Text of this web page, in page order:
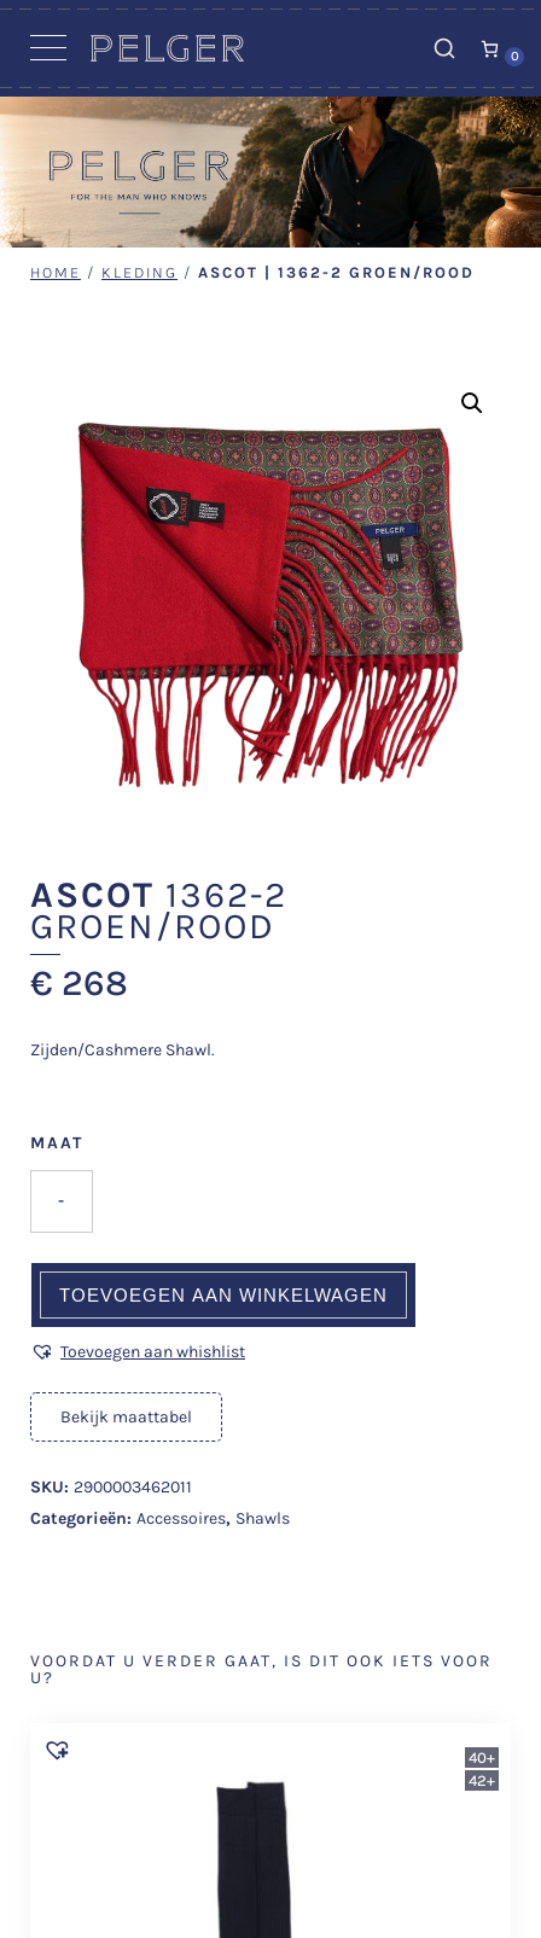
0
HOME / KLEDING / ASCOT | 1362-2 GROEN/ROOD
ASCOT 1362-2
GROEN/ROOD
€ 268
Zijden/Cashmere Shawl.
MAAT
-
TOEVOEGEN AAN WINKELWAGEN
Toevoegen aan whishlist
Bekijk maattabel
SKU: 2900003462011
Categorieën: Accessoires, Shawls
VOORDAT U VERDER GAAT, IS DIT OOK IETS VOOR
U?
40+
42+